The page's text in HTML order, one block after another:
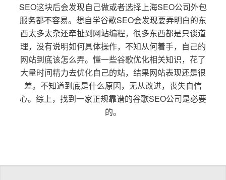
SEO这块后会发现自己做或者选择上海SEO公司外包
服务都不容易。想自学谷歌SEO会发现要弄明白的东
西太多太杂还牵扯到网站编程，很多东西都是只谈道
理，没有说明如何具体操作，不知从何着手，自己的
网站到底该怎么弄。懂一些谷歌优化相关知识，花了
大量时间精力去优化自己的站，结果网站表现还是很
差。不知道到底是什么原因，无从改进，丧失自信
心。综上，找到一家正规靠谱的谷歌SEO公司是必要
的。